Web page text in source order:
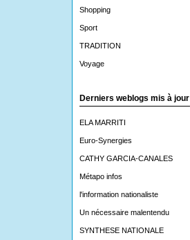
Shopping
Sport
TRADITION
Voyage
Derniers weblogs mis à jour
ELA MARRITI
Euro-Synergies
CATHY GARCIA-CANALES
Métapo infos
l'information nationaliste
Un nécessaire malentendu
SYNTHESE NATIONALE